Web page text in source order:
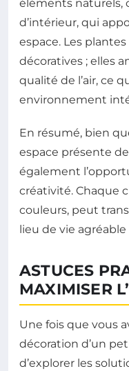
éléments naturels,
d’intérieur, qui
espace. Les
décoratives ; elles
qualité de l’air, ce
environnement
En résumé, bien
espace présente
également
créativité. Chaque
couleurs, peut
lieu de vie
ASTUCES
MAXIMISER
Une fois que vous
décoration d’un
d’explorer les